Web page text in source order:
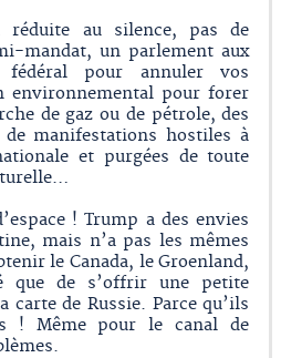
réduite au silence, pas de
mandat, un parlement aux
fédéral pour annuler vos
environnemental pour forer
de gaz ou de pétrole, des
manifestations hostiles à
et purgées de toute
! Trump a des envies
mais n’a pas les mêmes
le Canada, le Groenland,
que de s’offrir une petite
carte de Russie. Parce qu’ils
! Même pour le canal de